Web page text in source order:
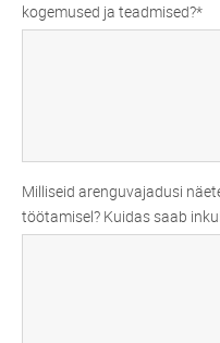
kogemused ja teadmised?
Milliseid arenguvajadusi
töötamisel? Kuidas saab